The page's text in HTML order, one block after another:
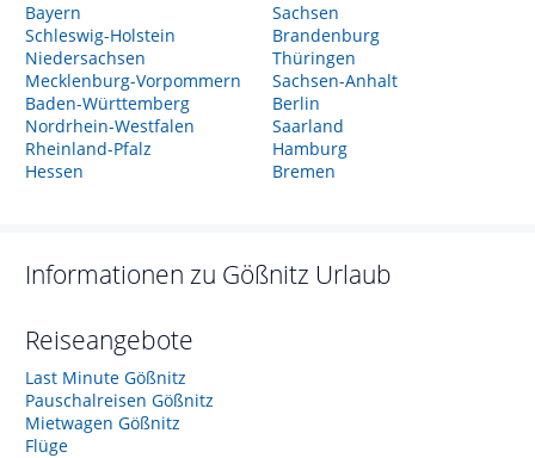
Bayern
Schleswig-Holstein
Niedersachsen
Mecklenburg-Vorpommern
Baden-Württemberg
Nordrhein-Westfalen
Rheinland-Pfalz
Hessen
Sachsen
Brandenburg
Thüringen
Sachsen-Anhalt
Berlin
Saarland
Hamburg
Bremen
Informationen zu Gößnitz Urlaub
Reiseangebote
Last Minute Gößnitz
Pauschalreisen Gößnitz
Mietwagen Gößnitz
Flüge